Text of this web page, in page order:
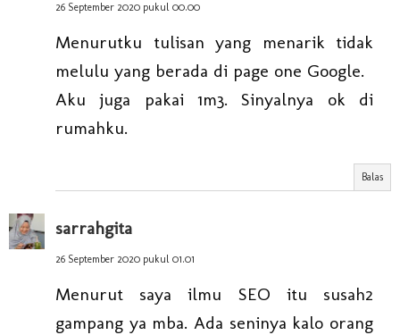
26 September 2020 pukul 00.00
Menurutku tulisan yang menarik tidak
melulu yang berada di page one Google.
Aku juga pakai 1m3. Sinyalnya ok di
rumahku.
Balas
sarrahgita
26 September 2020 pukul 01.01
Menurut saya ilmu SEO itu susah2
gampang ya mba. Ada seninya kalo orang